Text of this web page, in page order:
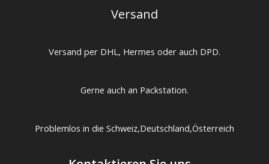
Versand
Versand per DHL, Hermes oder auch DPD.
Gerne auch an Packstation.
Problemlos in die Schweiz,Deutschland,Österreich